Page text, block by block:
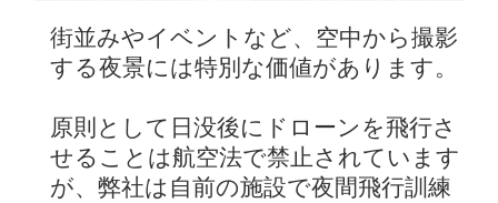
街並みやイベントなど、空中から撮影
する夜景には特別な価値があります。
原則として日没後にドローンを飛行さ
せることは航空法で禁止されています
が、弊社は自前の施設で夜間飛行訓練